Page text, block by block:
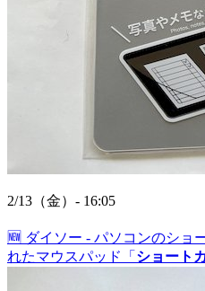
2/13（金）- 16:05
🆕 ダイソー - パソコンのショ
れたマウスパッド「 ショート